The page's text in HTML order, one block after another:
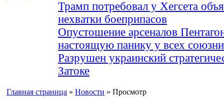
Трамп потребовал у Хегсета
нехватки боеприпасов
Опустошение арсеналов
настоящую панику у всех
Разрушен украинский
Затоке
Главная страница » Новости » Просмотр